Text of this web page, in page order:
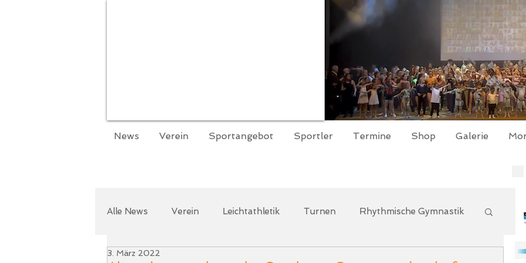
News Verein Sportangebot Sportler Termine Shop Galerie
Alle News Verein Leichtathletik Turnen Rhythmische Gymnastik
Zurcaroh
3. März 2022